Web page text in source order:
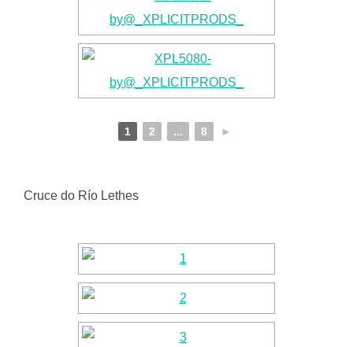
1 2 ... 8 ►
Cruce do Río Lethes